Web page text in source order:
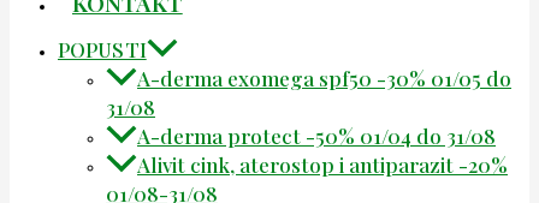
POPUSTI
A-derma exomega spf50 -30% 01/05 do
31/08
A-derma protect -50% 01/04 do 31/08
Alivit cink, aterostop i antiparazit -20%
01/08-31/08